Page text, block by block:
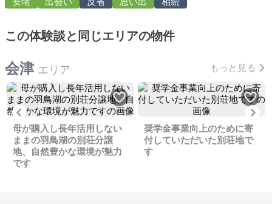
この体験談と同じエリアの物件
会津 エリア もっと見る
Previous
母が購入し長年活用しない
ままの羽鳥湖の別荘分譲
地、自然豊かな環境が魅力
です
奨学金事業向上のために寄
付していただいた別荘地で
す